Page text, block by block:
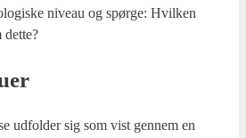
niveau og spør­ge: Hvil­ken
det­te?
udfol­der sig som vist gen­nem en